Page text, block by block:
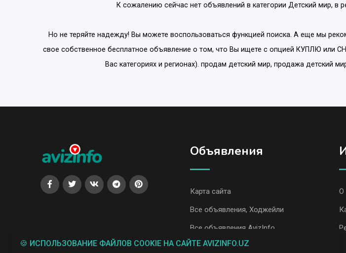
К сожалению сейчас нет объявлений в категории Детский мир, в
Но не теряйте надежду! Вы можете воспользоваться функцией поиска. А еще мы
свое собственное бесплатное объявление о том, что Вы ищете с опцией КУПЛЮ или
Вас категориях и регионах). продам детский мир, продажа детский
Объявления
Карта сайта
Все объявления, Ходжейли
Все объявления AvizInfo
О
🍪 ИСПОЛЬЗОВАНИЕ ФАЙЛОВ COOKIE НА САЙТЕ AVIZINFO.UZ